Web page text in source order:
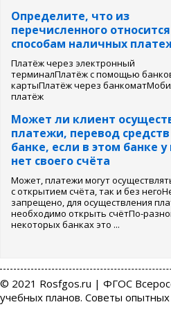
Определите, что из
перечисленного
способам наличных
Платёж через электронный
терминалПлатёж с помощью
картыПлатёж через
платёж
Может ли клиент
платежи, перевод средств
банке, если в этом банке у
нет своего счёта
Может, платежи могут
с открытием счёта, так и без
запрещено, для осуществления
необходимо открыть счётПо-
некоторых банках это ...
© 2021 Rosfgos.ru | ФГОС
учебных планов. Советы